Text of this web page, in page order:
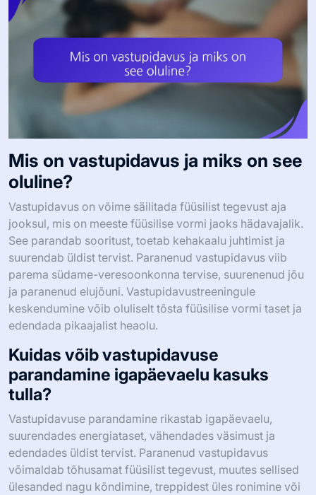
Mis on vastupidavus ja miks on see
oluline?
Vastupidavus on võime säilitada füüsilist tegevust aja
jooksul, mis on meeste füüsilise vormi jaoks hädavajalik.
See parandab sooritust, toetab kehakaalu juhtimist ja
suurendab üldist tervist. Paranenud vastupidavus viib
parema südame-veresoonkonna tervise, suurenenud jõu
ja paranenud elujõuni. Vastupidavustreeningule
keskendumine võib oluliselt tõsta füüsilise vormi taset ja
edendada pikaajalist heaolu.
Kuidas võib vastupidavuse
parandamine igapäevaelu kasuks
tulla?
Vastupidavuse parandamine rikastab igapäevaelu,
suurendades energiataset, vähendades väsimust ja
edendades üldist tervist. Paranenud vastupidavus
võimaldab tõhusamat füüsilist tegevust, muutes sellised
ülesanded nagu kõndimine, treppidest üles ronimine või